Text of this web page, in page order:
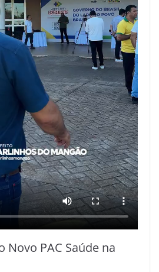
Novo PAC Saúde na